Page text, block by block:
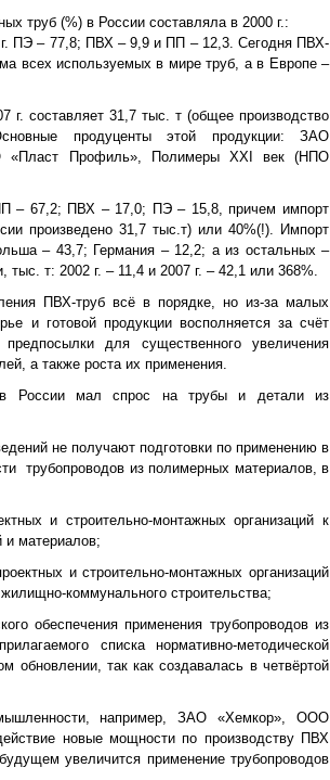
труб (%) в России составляла в 2000 г.:
ПЭ – 77,8; ПВХ – 9,9 и ПП – 12,3. Сегодня ПВХ-
всех используемых в мире труб, а в Европе –
г. составляет 31,7 тыс. т (общее производство
продуценты этой продукции: ЗАО
«Пласт Профиль», Полимеры XXI век (НПО
– 67,2; ПВХ – 17,0; ПЭ – 15,8, причем импорт
произведено 31,7 тыс.т) или 40%(!). Импорт
– 43,7; Германия – 12,2; а из остальных –
т: 2002 г. – 11,4 и 2007 г. – 42,1 или 368%.
ПВХ-труб всё в порядке, но из-за малых
и готовой продукции восполняется за счёт
для существенного увеличения
а также роста их применения.
России мал спрос на трубы и детали из
не получают подготовки по применению в
трубопроводов из полимерных материалов, в
и строительно-монтажных организаций к
и материалов;
и строительно-монтажных организаций
коммунального строительства;
обеспечения применения трубопроводов из
списка нормативно-методической
обновлении, так как создавалась в четвёртой
например, ЗАО «Хемкор», ООО
новые мощности по производству ПВХ
увеличится применение трубопроводов